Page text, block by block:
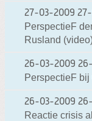
27-03-2009
PerspectieF
Rusland
26-03-2009
PerspectieF
26-03-2009
Reactie crisis